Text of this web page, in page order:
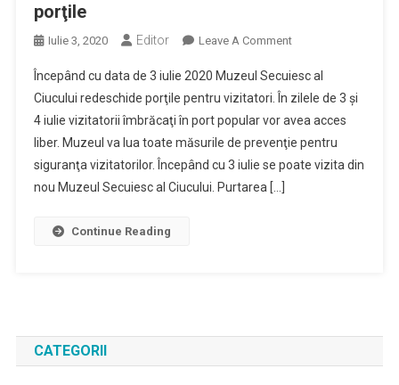
porţile
Iulie 3, 2020 Editor Leave A CommentOn
Secuiesc
Al
Ciucului
Redeschide
Porţile
Începând cu data de 3 iulie 2020 Muzeul Secuiesc al
Ciucului redeschide porţile pentru vizitatori. În zilele de 3 şi
4 iulie vizitatorii îmbrăcaţi în port popular vor avea acces
liber. Muzeul va lua toate măsurile de prevenţie pentru
siguranţa vizitatorilor. Începând cu 3 iulie se poate vizita din
nou Muzeul Secuiesc al Ciucului. Purtarea […]
Continue Reading
CATEGORII